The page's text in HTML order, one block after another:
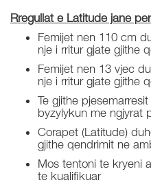
NA
Rregullat e Latitude jane
Femijet nen 110 cm
nje i rritur gjate gjithe
Femijet nen 13 vjec
nje i rritur gjate gjithe
Te gjithe
byzylykun me ngjyrat
Corapet (Latitude)
gjithe qendrimit ne
Mos tentoni te kryeni
te kualifikuar